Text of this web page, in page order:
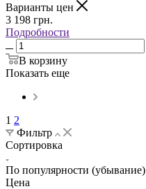
Варианты цен
3 198 грн.
Подробности
В корзину
Показать еще
1 2
Фильтр
Сортировка
По популярности (убывание)
Цена